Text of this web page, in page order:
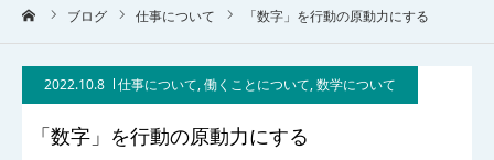
ブログ 仕事について 「数字」を行動の原動力にする
2022.10.8 仕事について,働くことについて,数学について
「数字」を行動の原動力にする
ブログ
実績
コラム一覧